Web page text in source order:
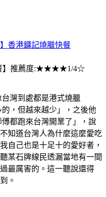
香港鏞記燒臘快餐
餐】推薦度:★★★★1/4☆
灣到處都是港式燒臘
，但越來越少」，之後他
都跑來台灣開業了」，說
知道台灣人為什麼這麼愛吃
自己也是十足十的愛好者，
某石牌線民透漏當地有一間
最厲害的。這一聽說還得
。